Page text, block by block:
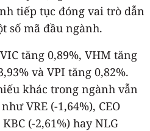
tiếp tục đóng vai trò dẫn
số mã đầu ngành.
tăng 0,89%, VHM tăng
và VPI tăng 0,82%.
khác trong ngành vẫn
VRE (-1,64%), CEO
(-2,61%) hay NLG